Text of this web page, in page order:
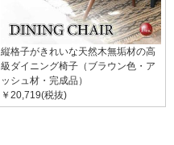
縦格子がきれいな天然木無垢材の高
級ダイニング椅子（ブラウン色・ア
ッシュ材・完成品）
￥20,719(税抜)